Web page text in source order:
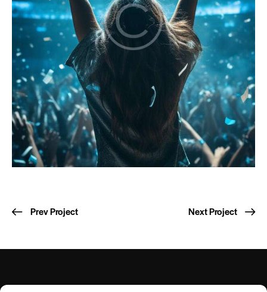
Prev Project Next Project